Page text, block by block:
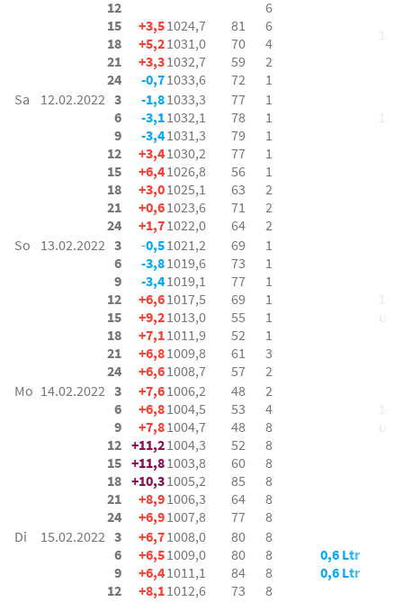
12
15
18
21
24
+3,5
+5,2
+3,3
-0,7
1024,7
1031,0
1032,7
1033,6
81
70
59
72
6
6
4
2
1
1
Sa 12.02.2022 3
6
9
12
15
18
21
24
-1,8
-3,1
-3,4
+3,4
+6,4
+3,0
+0,6
+1,7
1033,3
1032,1
1031,3
1030,2
1026,8
1025,1
1023,6
1022,0
77
78
79
77
56
63
71
64
1
1
1
1
1
2
2
2
1
So 13.02.2022 3
6
9
12
15
18
21
24
-0,5
-3,8
-3,4
+6,6
+9,2
+7,1
+6,8
+6,6
1021,2
1019,6
1019,1
1017,5
1013,0
1011,9
1009,8
1008,7
69
73
77
69
55
52
61
57
1
1
1
1
1
1
3
2
1
um
Mo 14.02.2022 3
6
9
12
15
18
21
24
+7,6
+6,8
+7,8
+11,2
+11,8
+10,3
+8,9
+6,9
1006,2
1004,5
1004,7
1004,3
1003,8
1005,2
1006,3
1007,8
48
53
48
52
60
85
64
77
2
4
8
8
8
8
8
8
1-2
um
Di 15.02.2022 3
6
9
12
+6,7
+6,5
+6,4
+8,1
1008,0
1009,0
1011,1
1012,6
80
80
84
73
8
8
8
8
0,6 Ltr
0,6 Ltr